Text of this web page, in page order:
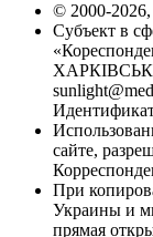
© 2000-2026,
Субъект в
сайте,
При
Украины и
прямая